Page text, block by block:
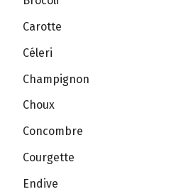
Carotte
Céleri
Champignon
Choux
Concombre
Courgette
Endive